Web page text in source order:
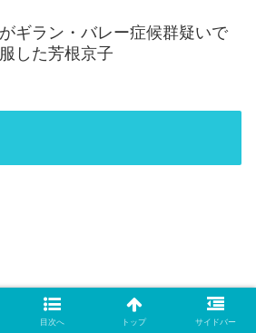
ギラン・バレー症候群疑いで
した芳根京子
目次へ トップ サイドバー